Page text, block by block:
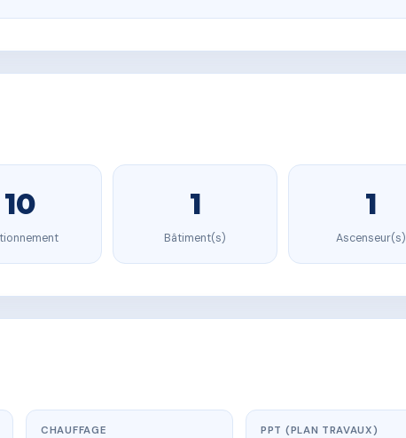
10 1
Bâtiment(s)
1
Ascenseur(s)
CHAUFFAGE PPT (PLAN TRAVAUX)